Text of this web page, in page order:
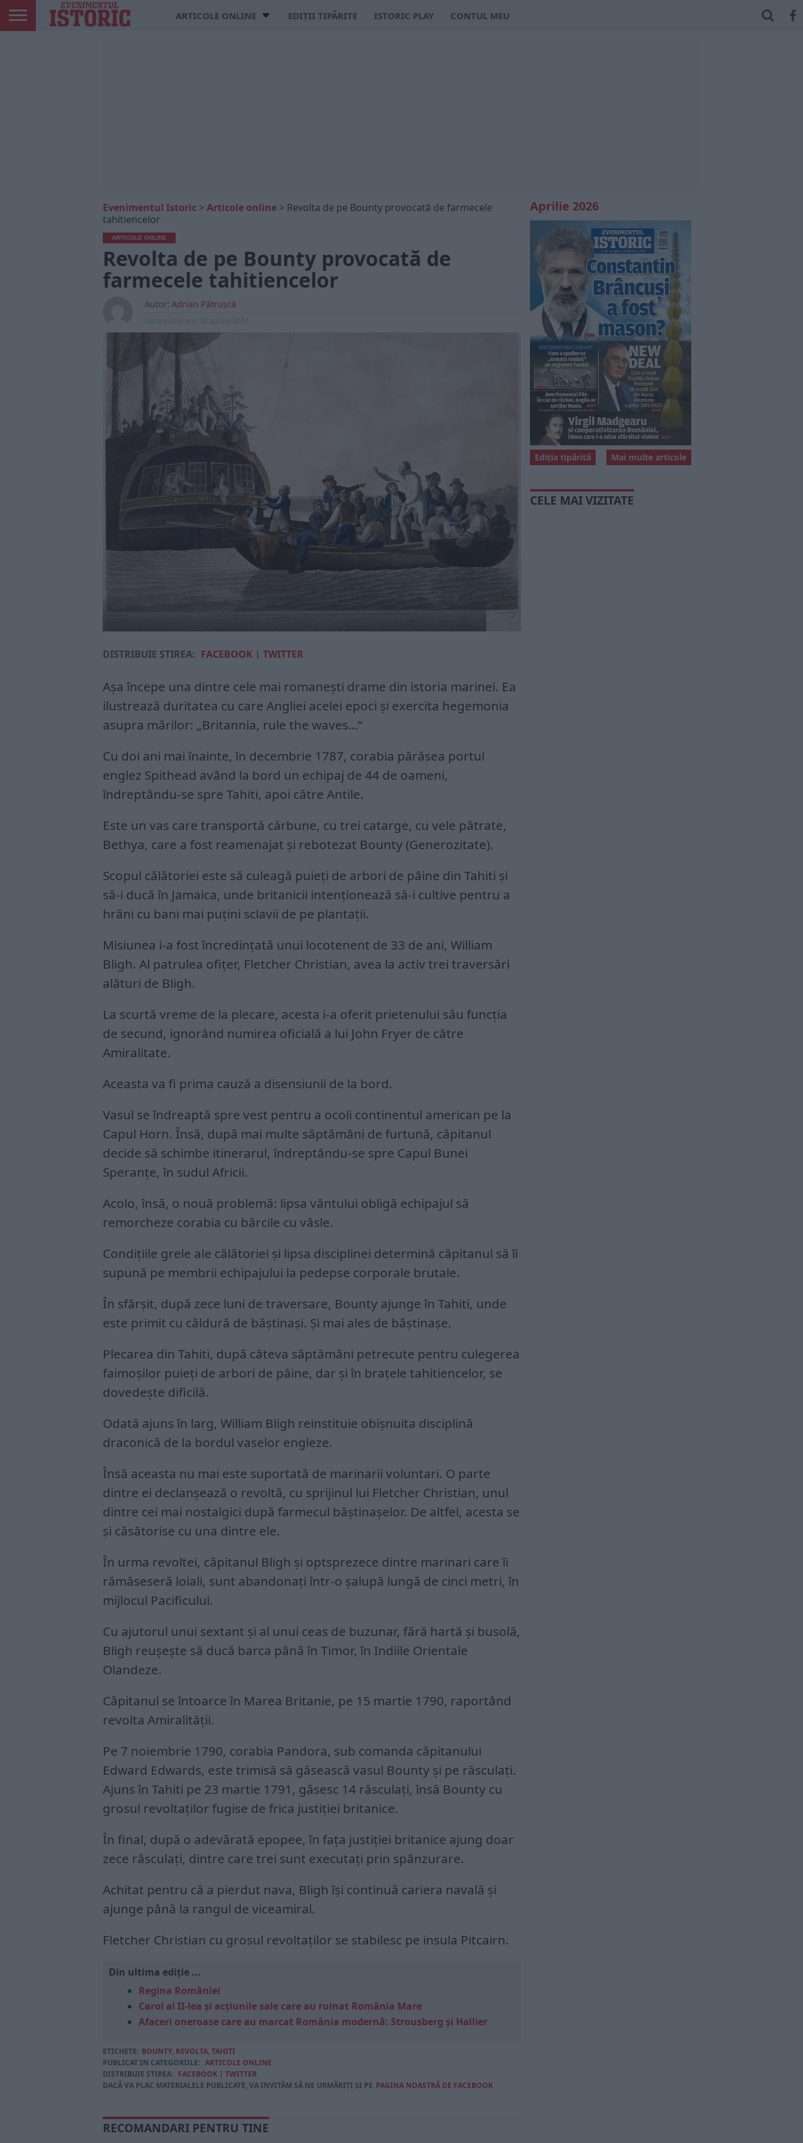
ARTICOLE ONLINE EDIȚII TIPĂRITE ISTORIC PLAY CONTUL MEU
Evenimentul Istoric > Articole online > Revolta de pe Bounty provocată de farmecele
tahitiencelor
ARTICOLE ONLINE
Revolta de pe Bounty provocată de
farmecele tahitiencelor
Autor: Adrian Pătrușcă
DISTRIBUIE ȘTIREA: FACEBOOK | TWITTER
Așa începe una dintre cele mai romanești drame din istoria marinei. Ea
ilustrează duritatea cu care Angliei acelei epoci și exercita hegemonia
asupra mărilor: „Britannia, rule the waves…”
Cu doi ani mai înainte, în decembrie 1787, corabia părăsea portul
englez Spithead având la bord un echipaj de 44 de oameni,
îndreptându-se spre Tahiti, apoi către Antile.
Este un vas care transportă cărbune, cu trei catarge, cu vele pătrate,
Bethya, care a fost reamenajat și rebotezat Bounty (Generozitate).
Scopul călătoriei este să culeagă puieți de arbori de pâine din Tahiti și
să-i ducă în Jamaica, unde britanicii intenționează să-i cultive pentru a
hrăni cu bani mai puțini sclavii de pe plantații.
Misiunea i-a fost încredințată unui locotenent de 33 de ani, William
Bligh. Al patrulea ofițer, Fletcher Christian, avea la activ trei traversări
alături de Bligh.
La scurtă vreme de la plecare, acesta i-a oferit prietenului său funcția
de secund, ignorând numirea oficială a lui John Fryer de către
Amiralitate.
Aceasta va fi prima cauză a disensiunii de la bord.
Vasul se îndreaptă spre vest pentru a ocoli continentul american pe la
Capul Horn. Însă, după mai multe săptămâni de furtună, căpitanul
decide să schimbe itinerarul, îndreptându-se spre Capul Bunei
Speranțe, în sudul Africii.
Acolo, însă, o nouă problemă: lipsa vântului obligă echipajul să
remorcheze corabia cu bărcile cu vâsle.
Condițiile grele ale călătoriei și lipsa disciplinei determină căpitanul să îi
supună pe membrii echipajului la pedepse corporale brutale.
În sfârșit, după zece luni de traversare, Bounty ajunge în Tahiti, unde
este primit cu căldură de băștinași. Și mai ales de băștinașe.
Plecarea din Tahiti, după câteva săptămâni petrecute pentru culegerea
faimoșilor puieți de arbori de pâine, dar și în brațele tahitiencelor, se
dovedește dificilă.
Odată ajuns în larg, William Bligh reinstituie obișnuita disciplină
draconică de la bordul vaselor engleze.
Însă aceasta nu mai este suportată de marinarii voluntari. O parte
dintre ei declanșează o revoltă, cu sprijinul lui Fletcher Christian, unul
dintre cei mai nostalgici după farmecul băștinașelor. De altfel, acesta se
și căsătorise cu una dintre ele.
În urma revoltei, căpitanul Bligh și optsprezece dintre marinari care îi
rămăseseră loiali, sunt abandonați într-o șalupă lungă de cinci metri, în
mijlocul Pacificului.
Cu ajutorul unui sextant și al unui ceas de buzunar, fără hartă și busolă,
Bligh reușește să ducă barca până în Timor, în Indiile Orientale
Olandeze.
Căpitanul se întoarce în Marea Britanie, pe 15 martie 1790, raportând
revolta Amiralității.
Pe 7 noiembrie 1790, corabia Pandora, sub comanda căpitanului
Edward Edwards, este trimisă să găsească vasul Bounty și pe răsculați.
Ajuns în Tahiti pe 23 martie 1791, găsesc 14 răsculați, însă Bounty cu
grosul revoltaților fugise de frica justiției britanice.
În final, după o adevărată epopee, în fața justiției britanice ajung doar
zece răsculați, dintre care trei sunt executați prin spânzurare.
Achitat pentru că a pierdut nava, Bligh își continuă cariera navală și
ajunge până la rangul de viceamiral.
Fletcher Christian cu grosul revoltaților se stabilesc pe insula Pitcairn.
Din ultima ediție ...
Regina României
Carol al II-lea și acțiunile sale care au ruinat România Mare
Afaceri oneroase care au marcat România modernă: Strousberg și Hallier
ETICHETE: BOUNTY, REVOLTA, TAHITI
PUBLICAT IN CATEGORIILE: ARTICOLE ONLINE
DISTRIBUIE ȘTIREA: FACEBOOK | TWITTER
DACĂ VA PLAC MATERIALELE PUBLICATE, VA INVITĂM SĂ NE URMĂRIȚI ȘI PE PAGINA NOASTRĂ DE FACEBOOK
RECOMANDARI PENTRU TINE
Aprilie 2026
Mai multe articole
Ediția tipărită
CELE MAI VIZITATE